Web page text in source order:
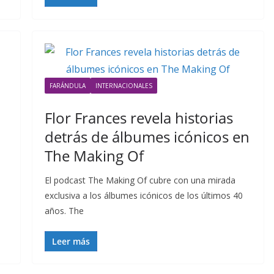
FARÁNDULA INTERNACIONALES
Flor Frances revela historias
detrás de álbumes icónicos en
The Making Of
El podcast The Making Of cubre con una mirada
exclusiva a los álbumes icónicos de los últimos 40
años. The
Leer más